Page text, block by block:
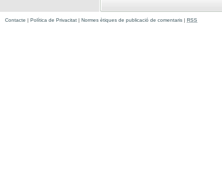
Contacte | Política de Privacitat | Normes ètiques de publicació de comentaris | RSS